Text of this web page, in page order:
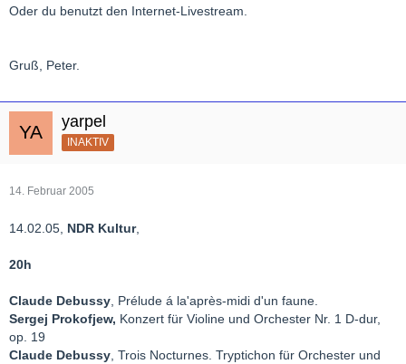
Oder du benutzt den Internet-Livestream.
Gruß, Peter.
yarpel
INAKTIV
14. Februar 2005
14.02.05, NDR Kultur,
20h
Claude Debussy , Prélude á la'après-midi d'un faune.
Sergej Prokofjew, Konzert für Violine und Orchester Nr. 1 D-dur,
op. 19
Claude Debussy , Trois Nocturnes. Tryptichon für Orchester und